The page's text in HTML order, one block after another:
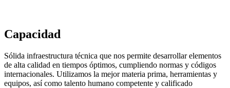
Capacidad
Sólida infraestructura técnica que nos permite desarrollar elementos
de alta calidad en tiempos óptimos, cumpliendo normas y códigos
internacionales. Utilizamos la mejor materia prima, herramientas y
equipos, así como talento humano competente y calificado